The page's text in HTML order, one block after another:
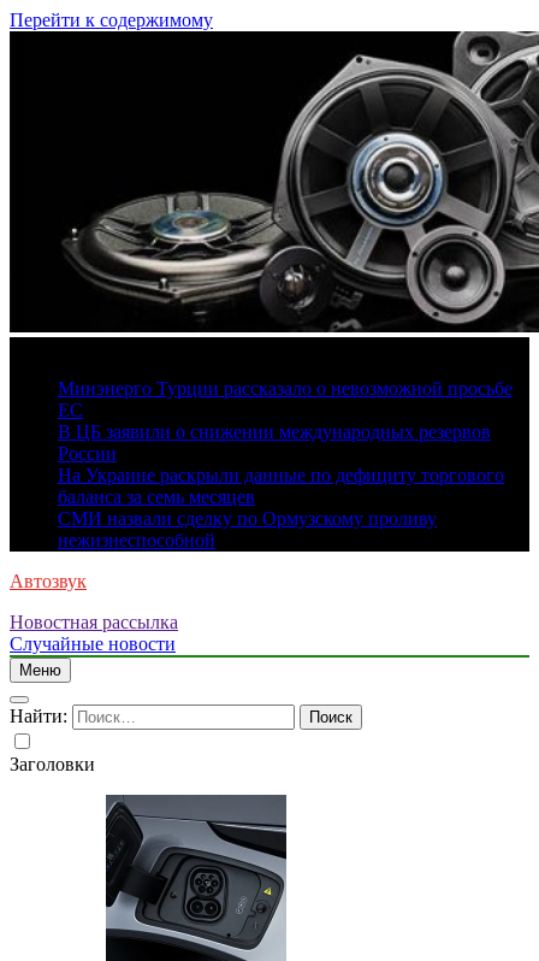
Перейти к содержимому
Минэнерго Турции рассказало о невозможной просьбе
ЕС
В ЦБ заявили о снижении международных резервов
России
На Украине раскрыли данные по дефициту торгового
баланса за семь месяцев
СМИ назвали сделку по Ормузскому проливу
нежизнеспособной
Автозвук
Новостная рассылка
Случайные новости
Меню
Найти:
Заголовки